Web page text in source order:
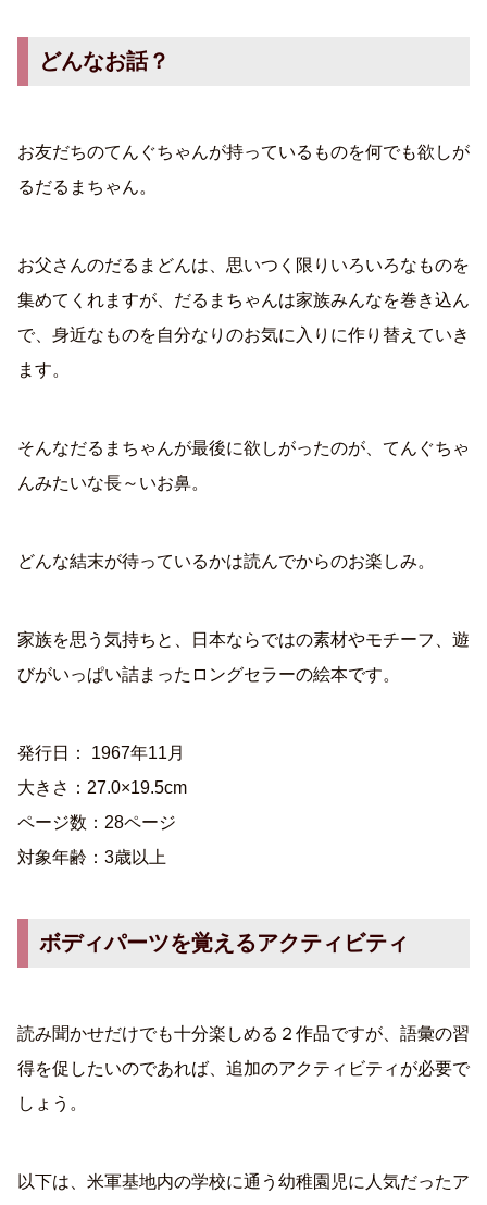
どんなお話？
お友だちのてんぐちゃんが持っているものを何でも欲しが
るだるまちゃん。
お父さんのだるまどんは、思いつく限りいろいろなものを
集めてくれますが、だるまちゃんは家族みんなを巻き込ん
で、身近なものを自分なりのお気に入りに作り替えていき
ます。
そんなだるまちゃんが最後に欲しがったのが、てんぐちゃ
んみたいな長～いお鼻。
どんな結末が待っているかは読んでからのお楽しみ。
家族を思う気持ちと、日本ならではの素材やモチーフ、遊
びがいっぱい詰まったロングセラーの絵本です。
発行日： 1967年11月
大きさ：27.0×19.5cm
ページ数：28ページ
対象年齢：3歳以上
ボディパーツを覚えるアクティビティ
読み聞かせだけでも十分楽しめる２作品ですが、語彙の習
得を促したいのであれば、追加のアクティビティが必要で
しょう。
以下は、米軍基地内の学校に通う幼稚園児に人気だったア